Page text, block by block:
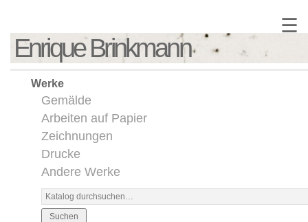
☰
Enrique Brinkmann
Werke
Gemälde
Arbeiten auf Papier
Zeichnungen
Drucke
Andere Werke
Suchen